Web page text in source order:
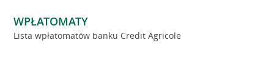
WPŁATOMATY
Lista wpłatomatów banku Credit Agricole